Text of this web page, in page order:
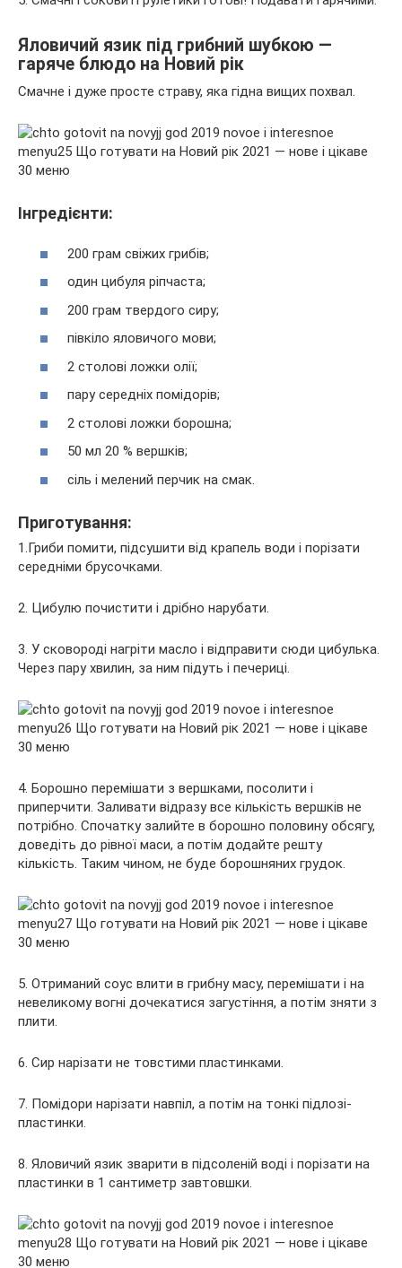
Яловичий язик під грибний шубкою —
гаряче блюдо на Новий рік
Смачне і дуже просте страву, яка гідна вищих похвал.
Інгредієнти:
200 грам свіжих грибів;
один цибуля ріпчаста;
200 грам твердого сиру;
півкіло яловичого мови;
2 столові ложки олії;
пару середніх помідорів;
2 столові ложки борошна;
50 мл 20 % вершків;
сіль і мелений перчик на смак.
Приготування:
1.Гриби помити, підсушити від крапель води і порізати
середніми брусочками.
2. Цибулю почистити і дрібно нарубати.
3. У сковороді нагріти масло і відправити сюди цибулька.
Через пару хвилин, за ним підуть і печериці.
4. Борошно перемішати з вершками, посолити і
приперчити. Заливати відразу все кількість вершків не
потрібно. Спочатку залийте в борошно половину обсягу,
доведіть до рівної маси, а потім додайте решту
кількість. Таким чином, не буде борошняних грудок.
5. Отриманий соус влити в грибну масу, перемішати і на
невеликому вогні дочекатися загустіння, а потім зняти з
плити.
6. Сир нарізати не товстими пластинками.
7. Помідори нарізати навпіл, а потім на тонкі підлозі-
пластинки.
8. Яловичий язик зварити в підсоленій воді і порізати на
пластинки в 1 сантиметр завтовшки.